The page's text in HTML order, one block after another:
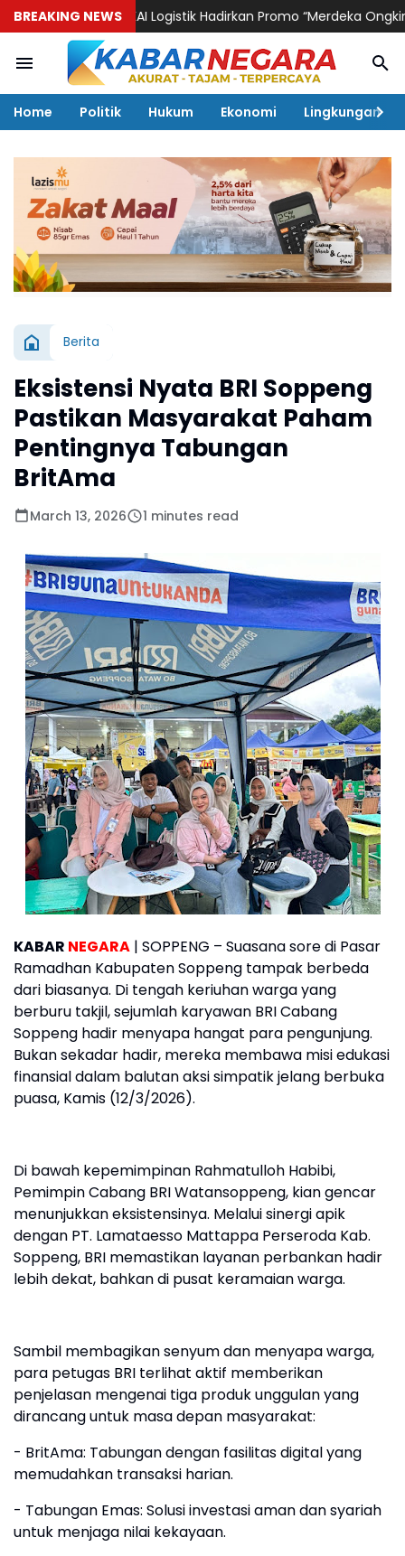
BREAKING NEWS
KAI Logistik Hadirkan Promo “Merdeka Ongkir” untuk
Home Politik Hukum Ekonomi Lingkungan
Berita
Eksistensi Nyata BRI Soppeng
Pastikan Masyarakat Paham
Pentingnya Tabungan
BritAma
March 13, 2026 1 minutes read
KABAR NEGARA | SOPPENG – Suasana sore di Pasar
Ramadhan Kabupaten Soppeng tampak berbeda
dari biasanya. Di tengah keriuhan warga yang
berburu takjil, sejumlah karyawan BRI Cabang
Soppeng hadir menyapa hangat para pengunjung.
Bukan sekadar hadir, mereka membawa misi edukasi
finansial dalam balutan aksi simpatik jelang berbuka
puasa, Kamis (12/3/2026).
Di bawah kepemimpinan Rahmatulloh Habibi,
Pemimpin Cabang BRI Watansoppeng, kian gencar
menunjukkan eksistensinya. Melalui sinergi apik
dengan PT. Lamataesso Mattappa Perseroda Kab.
Soppeng, BRI memastikan layanan perbankan hadir
lebih dekat, bahkan di pusat keramaian warga.
Sambil membagikan senyum dan menyapa warga,
para petugas BRI terlihat aktif memberikan
penjelasan mengenai tiga produk unggulan yang
dirancang untuk masa depan masyarakat:
- BritAma: Tabungan dengan fasilitas digital yang
memudahkan transaksi harian.
- Tabungan Emas: Solusi investasi aman dan syariah
untuk menjaga nilai kekayaan.